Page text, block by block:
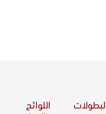
البطولات
اللوائح